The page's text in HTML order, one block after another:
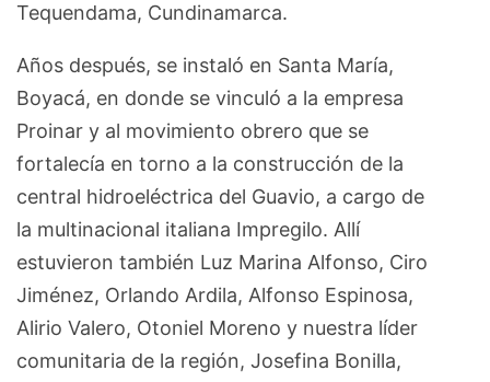
Tequendama, Cundinamarca.
Años después, se instaló en Santa María,
Boyacá, en donde se vinculó a la empresa
Proinar y al movimiento obrero que se
fortalecía en torno a la construcción de la
central hidroeléctrica del Guavio, a cargo de
la multinacional italiana Impregilo. Allí
estuvieron también Luz Marina Alfonso, Ciro
Jiménez, Orlando Ardila, Alfonso Espinosa,
Alirio Valero, Otoniel Moreno y nuestra líder
comunitaria de la región, Josefina Bonilla,